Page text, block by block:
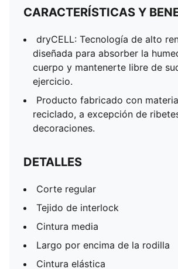
CARACTERÍSTICAS Y
dryCELL: Tecnología de alto
diseñada para absorber la
cuerpo y mantenerte libre de
ejercicio.
Producto fabricado con
reciclado, a excepción de
decoraciones.
DETALLES
Corte regular
Tejido de interlock
Cintura media
Largo por encima de la rodilla
Cintura elástica